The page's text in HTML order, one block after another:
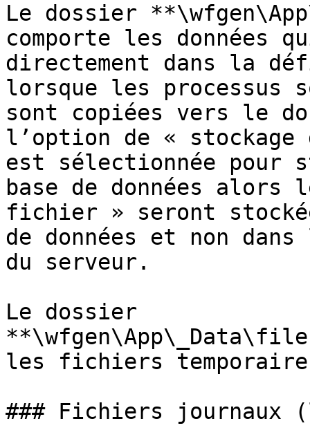
Le dossier
comporte les données
directement dans la
lorsque les processus
sont copiées vers le
l’option de « stockage
est sélectionnée pour
base de données alors
fichier » seront
de données et non
du serveur.
Le dossier
les fichiers
### Fichiers journaux